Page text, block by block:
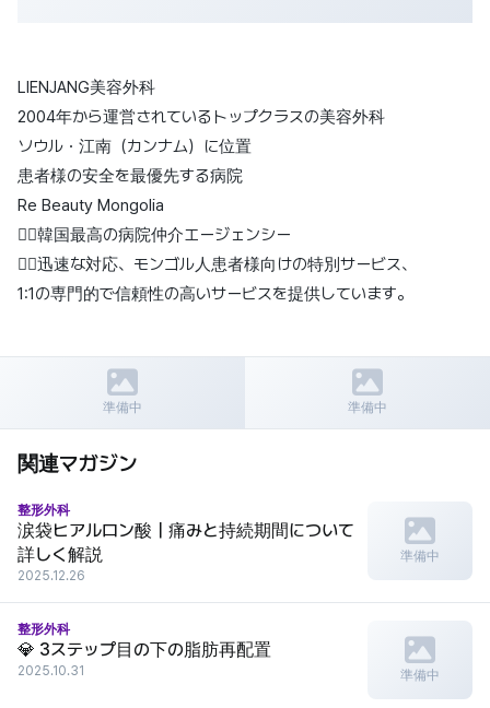
LIENJANG美容外科
2004年から運営されているトップクラスの美容外科
ソウル・江南（カンナム）に位置
患者様の安全を最優先する病院
Re Beauty Mongolia
👉🏻韓国最高の病院仲介エージェンシー
👉🏻迅速な対応、モンゴル人患者様向けの特別サービス、
1:1の専門的で信頼性の高いサービスを提供しています。
リエンジャン美容外科
準備中 準備中
関連マガジン
整形外科
涙袋ヒアルロン酸｜痛みと持続期間について
詳しく解説
2025.12.26
準備中
整形外科
💎 3ステップ目の下の脂肪再配置
2025.10.31 準備中